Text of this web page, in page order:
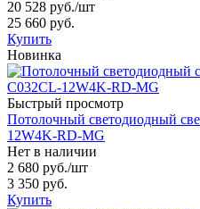
20 528 руб./шт
25 660 руб.
Купить
Новинка
Быстрый просмотр
Потолочный светодиодный
12W4K-RD-MG
Нет в наличии
2 680 руб./шт
3 350 руб.
Купить